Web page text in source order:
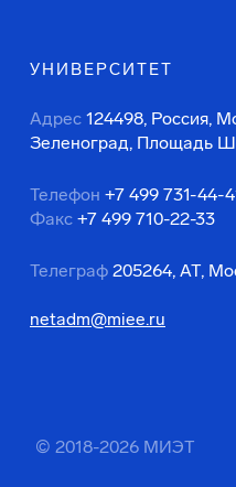
УНИВЕРСИТЕТ
Адрес 124498, Россия,
Зеленоград, Площадь
Телефон +7 499 731-44-
Факс +7 499 710-22-33
Телеграф 205264, АТ,
netadm@miee.ru
© 2018-2026 МИЭТ